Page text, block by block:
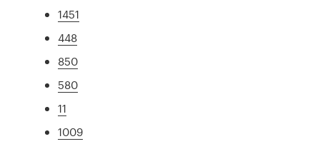
1451
448
850
580
11
1009